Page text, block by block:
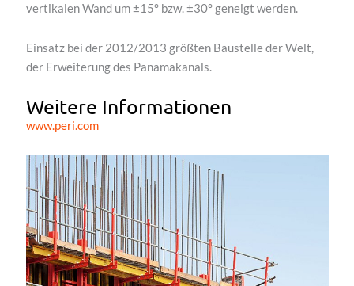
vertikalen Wand um ±15° bzw. ±30° geneigt werden.
Einsatz bei der 2012/2013 größten Baustelle der Welt,
der Erweiterung des Panamakanals.
Weitere Informationen
www.peri.com